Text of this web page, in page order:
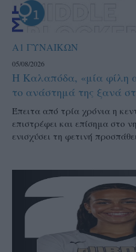
Α1 ΓΥΝΑΙΚΩΝ
05/08/2026
Η Καλαπόδα, «μία φίλη
το ανάστημά της ξανά
Έπειτα από τρία χρόνια η
επιστρέφει και επίσημα στο
ενισχύσει τη φετινή